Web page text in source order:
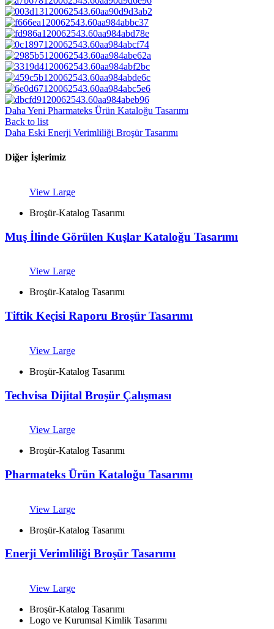
Daha Yeni Pharmateks Ürün Kataloğu Tasarımı
Back to list
Daha Eski Enerji Verimliliği Broşür Tasarımı
Diğer İşlerimiz
View Large
Broşür-Katalog Tasarımı
Muş İlinde Görülen Kuşlar Kataloğu Tasarımı
View Large
Broşür-Katalog Tasarımı
Tiftik Keçisi Raporu Broşür Tasarımı
View Large
Broşür-Katalog Tasarımı
Techvisa Dijital Broşür Çalışması
View Large
Broşür-Katalog Tasarımı
Pharmateks Ürün Kataloğu Tasarımı
View Large
Broşür-Katalog Tasarımı
Enerji Verimliliği Broşür Tasarımı
View Large
Broşür-Katalog Tasarımı
Logo ve Kurumsal Kimlik Tasarımı